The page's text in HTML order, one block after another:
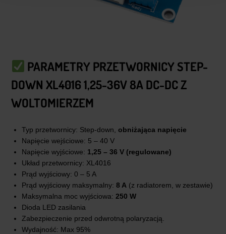
PARAMETRYPRZETWORNICY STEP-
DOWN XL4016 1,25-36V 8A DC-DC Z
WOLTOMIERZEM
Typ przetwornicy: Step-down, obniżająca napięcie
Napięcie wejściowe: 5 – 40 V
Napięcie wyjściowe: 1,25 – 36 V (regulowane)
Układ przetwornicy: XL4016
Prąd wyjściowy: 0 – 5 A
Prąd wyjściowy maksymalny: 8 A (z radiatorem, w zestawie)
Maksymalna moc wyjściowa: 250 W
Dioda LED zasilania
Zabezpieczenie przed odwrotną polaryzacją.
Wydajność: Max 95%